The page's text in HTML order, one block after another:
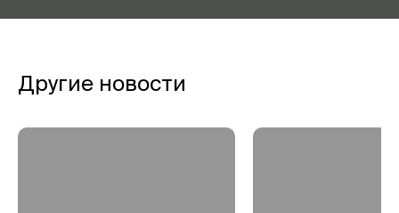
Другие новости